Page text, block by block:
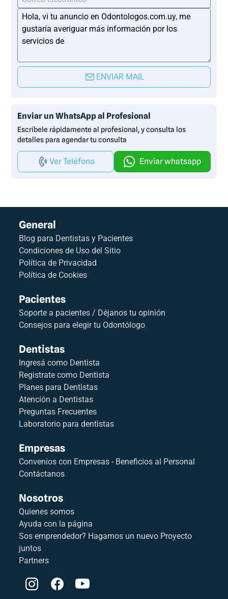
ENVIAR MAIL
Enviar un WhatsApp al Profesional
Escríbele rápidamente al profesional, y consulta los
detalles para agendar tu consulta
Ver Teléfono Enviar whatsapp
General
Blog para Dentistas y Pacientes
Condiciones de Uso del Sitio
Política de Privacidad
Política de Cookies
Pacientes
Soporte a pacientes / Déjanos tu opinión
Consejos para elegir tu Odontólogo
Dentistas
Ingresá como Dentista
Registrate como Dentista
Planes para Dentistas
Atención a Dentistas
Preguntas Frecuentes
Laboratorio para dentistas
Empresas
Convenios con Empresas - Beneficios al Personal
Contáctanos
Nosotros
Quienes somos
Ayuda con la página
Sos emprendedor? Hagamos un nuevo Proyecto
juntos
Partners